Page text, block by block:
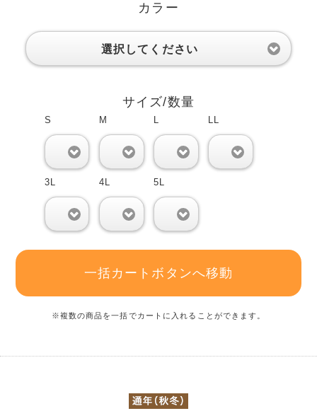
カラー
選択してください
サイズ/数量
S M L LL
3L 4L 5L
一括カートボタンへ移動
※複数の商品を一括でカートに入れることができます。